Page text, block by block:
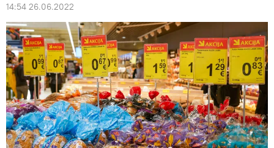
14:54 26.06.2022